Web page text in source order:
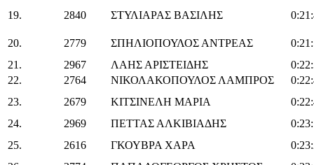
19.
2840 ΣΤΥΛΙΑΡΑΣ ΒΑΣΙΛΗΣ
20. 2779 ΣΠΗΛΙΟΠΟΥΛΟΣ ΑΝΤΡΕΑΣ
21.
2967 ΛΑΗΣ ΑΡΙΣΤΕΙΔΗΣ
22.
2764 ΝΙΚΟΛΑΚΟΠΟΥΛΟΣ ΛΑΜΠΡΟΣ
23.
2679 ΚΙΤΣΙΝΕΛΗ ΜΑΡΙΑ
24.
2969 ΠΕΤΤΑΣ ΑΛΚΙΒΙΑΔΗΣ
25.
2616 ΓΚΟΥΒΡΑ ΧΑΡΑ